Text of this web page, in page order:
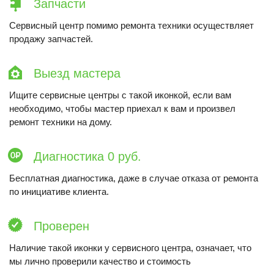
Запчасти
Сервисный центр помимо ремонта техники осуществляет
продажу запчастей.
Выезд мастера
Ищите сервисные центры с такой иконкой, если вам
необходимо, чтобы мастер приехал к вам и произвел
ремонт техники на дому.
Диагностика 0 руб.
Бесплатная диагностика, даже в случае отказа от ремонта
по инициативе клиента.
Проверен
Наличие такой иконки у сервисного центра, означает, что
мы лично проверили качество и стоимость